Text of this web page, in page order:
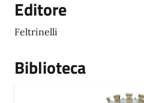
Editore
Feltrinelli
Biblioteca